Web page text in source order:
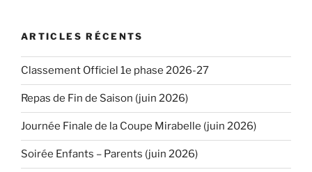
ARTICLES RÉCENTS
Classement Officiel 1e phase 2026-27
Repas de Fin de Saison (juin 2026)
Journée Finale de la Coupe Mirabelle (juin 2026)
Soirée Enfants – Parents (juin 2026)